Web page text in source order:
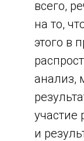
всего,
на то,
этого в
анализ,
участие
и